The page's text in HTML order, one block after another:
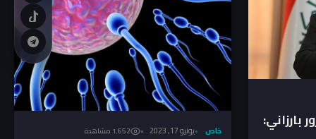
بارزاني: خاص يونيو 17, 2023 1٬652 مشاهدة